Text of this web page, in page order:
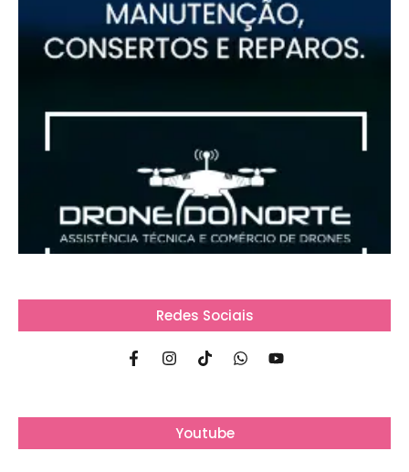
Redes Sociais
Youtube